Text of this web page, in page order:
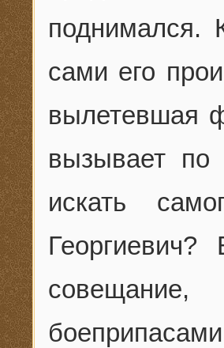
поднимался.
сами его
вылетевшая
вызывает
искать